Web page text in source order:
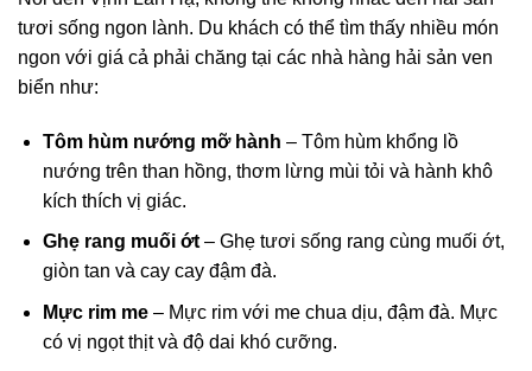
tươi sống ngon lành. Du khách có thể tìm thấy nhiều món
ngon với giá cả phải chăng tại các nhà hàng hải sản ven
biển như:
Tôm hùm nướng mỡ hành – Tôm hùm khổng lồ
nướng trên than hồng, thơm lừng mùi tỏi và hành khô
kích thích vị giác.
Ghẹ rang muối ớt– Ghẹ tươi sống rang cùng muối ớt,
giòn tan và cay cay đậm đà.
Mực rim me– Mực rim với me chua dịu, đậm đà. Mực
có vị ngọt thịt và độ dai khó cưỡng.